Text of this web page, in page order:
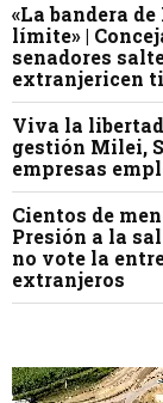
«La bandera
límite» |
senadores
extranjericen
Viva la
gestión Milei,
empresas
Cientos de
Presión a la
no vote la
extranjeros